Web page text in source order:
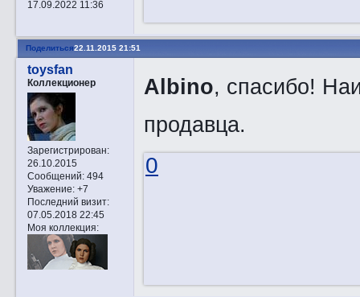
17.09.2022 11:36
Поделиться22.11.2015 21:51
toysfan
Коллекционер
Зарегистрирован:
26.10.2015
Сообщений:494
Уважение: +7
Последний визит:
07.05.2018 22:45
Моя коллекция:
Albino, спасибо!
продавца.
0